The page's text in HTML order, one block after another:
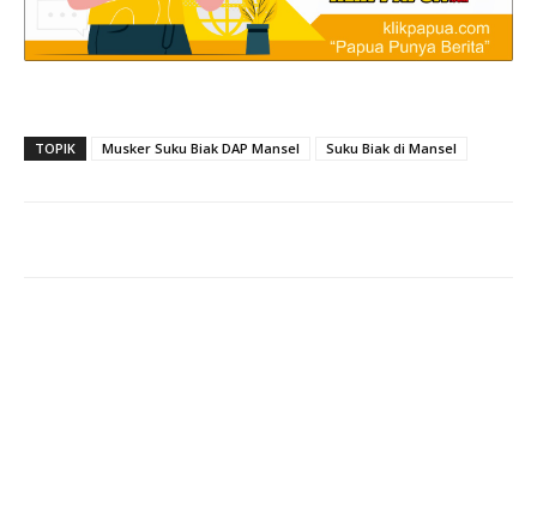
TOPIK Musker Suku Biak DAP Mansel Suku Biak di Mansel